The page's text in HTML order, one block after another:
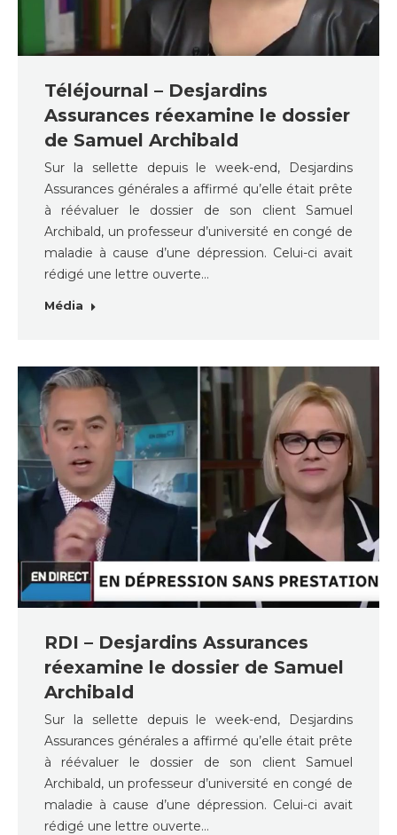
Téléjournal – Desjardins
Assurances réexamine le dossier
de Samuel Archibald
Sur la sellette depuis le week-end, Desjardins
Assurances générales a affirmé qu’elle était prête
à réévaluer le dossier de son client Samuel
Archibald, un professeur d’université en congé de
maladie à cause d’une dépression. Celui-ci avait
rédigé une lettre ouverte…
Média
RDI – Desjardins Assurances
réexamine le dossier de Samuel
Archibald
Sur la sellette depuis le week-end, Desjardins
Assurances générales a affirmé qu’elle était prête
à réévaluer le dossier de son client Samuel
Archibald, un professeur d’université en congé de
maladie à cause d’une dépression. Celui-ci avait
rédigé une lettre ouverte…